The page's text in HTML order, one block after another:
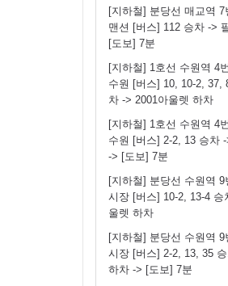
[지하철] 분당선 매교역 7
맨션 [버스] 112 승차 ->
[도보] 7분
[지하철] 1호선 수원역 4
수원 [버스] 10, 10-2, 37,
차 -> 2001아울렛 하차
[지하철] 1호선 수원역 4
수원 [버스] 2-2, 13 승차
-> [도보] 7분
[지하철] 분당선 수원역 9
시장 [버스] 10-2, 13-4 승
울렛 하차
[지하철] 분당선 수원역 9
시장 [버스] 2-2, 13, 35
하차 -> [도보] 7분